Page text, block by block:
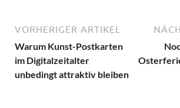
VORHERIGER ARTIKEL
Warum Kunst-Postkarten
im Digitalzeitalter
unbedingt attraktiv bleiben